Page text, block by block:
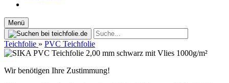
Menü
Teichfolie » PVC Teichfolie
Wir benötigen Ihre Zustimmung!